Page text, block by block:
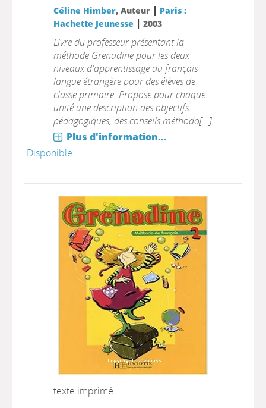
Céline Himber, Auteur | Paris :
Hachette Jeunesse | 2003
Livre du professeur présentant la
méthode Grenadine pour les deux
niveaux d'apprentissage du français
langue étrangère pour des élèves de
classe primaire. Propose pour chaque
unité une description des objectifs
pédagogiques, des conseils méthodo[...]
Plus d'information...
Disponible
texte imprimé